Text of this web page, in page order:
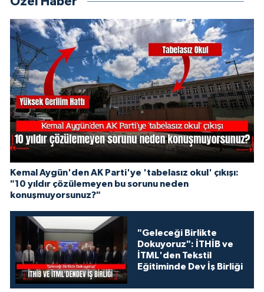
Kemal Aygün'den AK Parti'ye 'tabelasız okul' çıkışı:
"10 yıldır çözülemeyen bu sorunu neden
konuşmuyorsunuz?"
"Geleceği Birlikte
Dokuyoruz": İTHİB ve
İTML'den Tekstil
Eğitiminde Dev İş Birliği